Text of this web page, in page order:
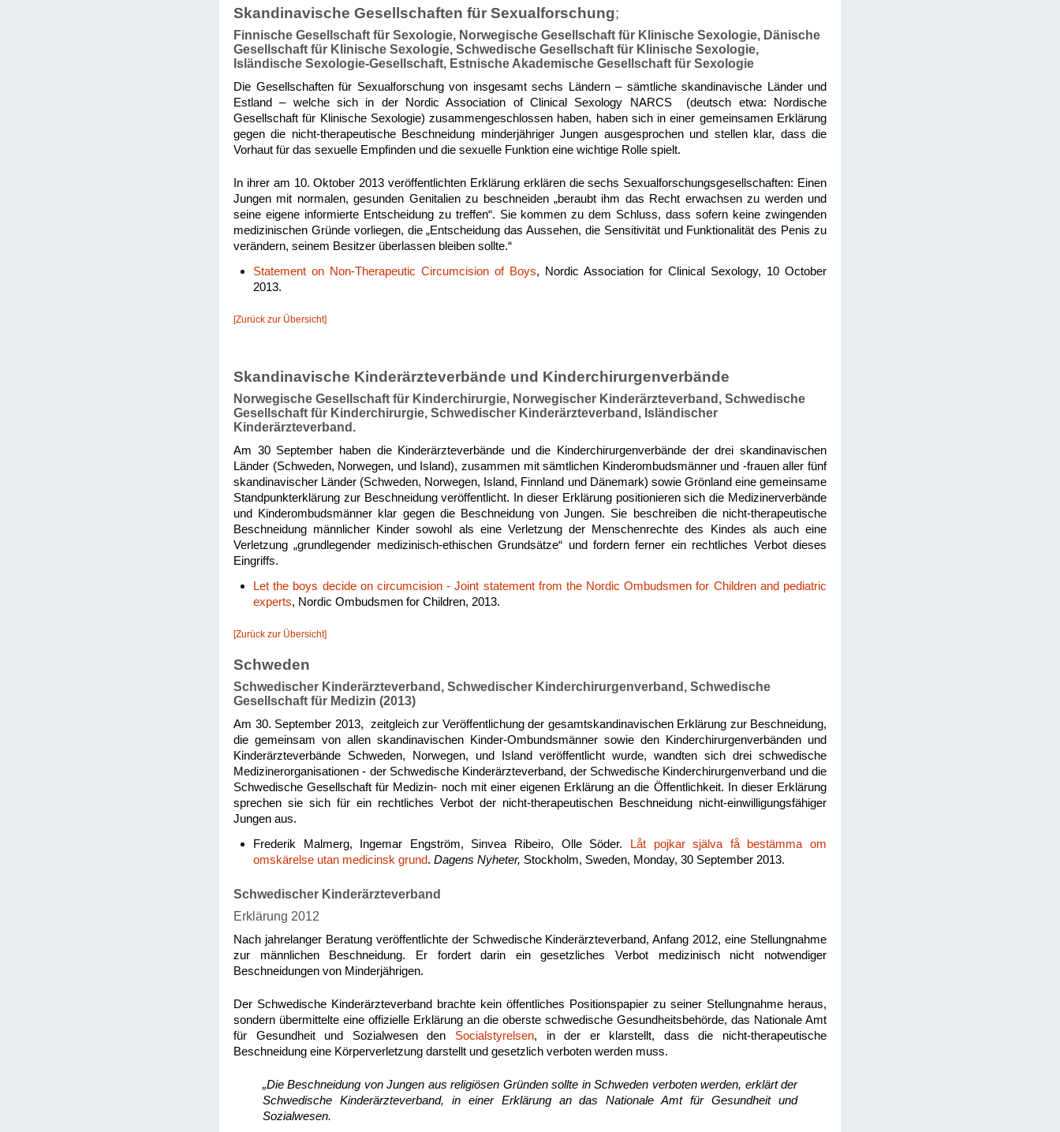
Skandinavische Gesellschaften für Sexualforschung;
Finnische Gesellschaft für Sexologie, Norwegische Gesellschaft für Klinische Sexologie, Dänische
Gesellschaft für Klinische Sexologie, Schwedische Gesellschaft für Klinische Sexologie,
Isländische Sexologie-Gesellschaft, Estnische Akademische Gesellschaft für Sexologie
Die Gesellschaften für Sexualforschung von insgesamt sechs Ländern – sämtliche skandinavische Länder und
Estland – welche sich in der Nordic Association of Clinical Sexology NARCS (deutsch etwa: Nordische
Gesellschaft für Klinische Sexologie) zusammengeschlossen haben, haben sich in einer gemeinsamen Erklärung
gegen die nicht-therapeutische Beschneidung minderjähriger Jungen ausgesprochen und stellen klar, dass die
Vorhaut für das sexuelle Empfinden und die sexuelle Funktion eine wichtige Rolle spielt.
In ihrer am 10. Oktober 2013 veröffentlichten Erklärung erklären die sechs Sexualforschungsgesellschaften: Einen
Jungen mit normalen, gesunden Genitalien zu beschneiden „beraubt ihm das Recht erwachsen zu werden und
seine eigene informierte Entscheidung zu treffen“. Sie kommen zu dem Schluss, dass sofern keine zwingenden
medizinischen Gründe vorliegen, die „Entscheidung das Aussehen, die Sensitivität und Funktionalität des Penis zu
verändern, seinem Besitzer überlassen bleiben sollte.“
Statement on Non-Therapeutic Circumcision of Boys, Nordic Association for Clinical Sexology, 10 October
2013.
[Zurück zur Übersicht]
Skandinavische Kinderärzteverbände und Kinderchirurgenverbände
Norwegische Gesellschaft für Kinderchirurgie, Norwegischer Kinderärzteverband, Schwedische
Gesellschaft für Kinderchirurgie, Schwedischer Kinderärzteverband, Isländischer
Kinderärzteverband.
Am 30 September haben die Kinderärzteverbände und die Kinderchirurgenverbände der drei skandinavischen
Länder (Schweden, Norwegen, und Island), zusammen mit sämtlichen Kinderombudsmänner und -frauen aller fünf
skandinavischer Länder (Schweden, Norwegen, Island, Finnland und Dänemark) sowie Grönland eine gemeinsame
Standpunkterklärung zur Beschneidung veröffentlicht. In dieser Erklärung positionieren sich die Medizinerverbände
und Kinderombudsmänner klar gegen die Beschneidung von Jungen. Sie beschreiben die nicht-therapeutische
Beschneidung männlicher Kinder sowohl als eine Verletzung der Menschenrechte des Kindes als auch eine
Verletzung „grundlegender medizinisch-ethischen Grundsätze“ und fordern ferner ein rechtliches Verbot dieses
Eingriffs.
Let the boys decide on circumcision - Joint statement from the Nordic Ombudsmen for Children and pediatric
experts, Nordic Ombudsmen for Children, 2013.
[Zurück zur Übersicht]
Schweden
Schwedischer Kinderärzteverband, Schwedischer Kinderchirurgenverband, Schwedische
Gesellschaft für Medizin (2013)
Am 30. September 2013, zeitgleich zur Veröffentlichung der gesamtskandinavischen Erklärung zur Beschneidung,
die gemeinsam von allen skandinavischen Kinder-Ombundsmänner sowie den Kinderchirurgenverbänden und
Kinderärzteverbände Schweden, Norwegen, und Island veröffentlicht wurde, wandten sich drei schwedische
Medizinerorganisationen - der Schwedische Kinderärzteverband, der Schwedische Kinderchirurgenverband und die
Schwedische Gesellschaft für Medizin- noch mit einer eigenen Erklärung an die Öffentlichkeit. In dieser Erklärung
sprechen sie sich für ein rechtliches Verbot der nicht-therapeutischen Beschneidung nicht-einwilligungsfähiger
Jungen aus.
Frederik Malmerg, Ingemar Engström, Sinvea Ribeiro, Olle Söder. Låt pojkar själva få bestämma om
omskärelse utan medicinsk grund. Dagens Nyheter, Stockholm, Sweden, Monday, 30 September 2013.
Schwedischer Kinderärzteverband
Erklärung 2012
Nach jahrelanger Beratung veröffentlichte der Schwedische Kinderärzteverband, Anfang 2012, eine Stellungnahme
zur männlichen Beschneidung. Er fordert darin ein gesetzliches Verbot medizinisch nicht notwendiger
Beschneidungen von Minderjährigen.
Der Schwedische Kinderärzteverband brachte kein öffentliches Positionspapier zu seiner Stellungnahme heraus,
sondern übermittelte eine offizielle Erklärung an die oberste schwedische Gesundheitsbehörde, das Nationale Amt
für Gesundheit und Sozialwesen den Socialstyrelsen, in der er klarstellt, dass die nicht-therapeutische
Beschneidung eine Körperverletzung darstellt und gesetzlich verboten werden muss.
„Die Beschneidung von Jungen aus religiösen Gründen sollte in Schweden verboten werden, erklärt der
Schwedische Kinderärzteverband, in einer Erklärung an das Nationale Amt für Gesundheit und
Sozialwesen.